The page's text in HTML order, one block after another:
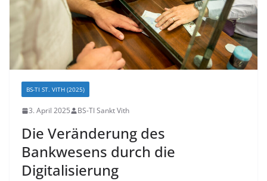
BS-TI ST. VITH (2025)
3. April 2025 BS-TI Sankt Vith
Die Veränderung des
Bankwesens durch die
Digitalisierung